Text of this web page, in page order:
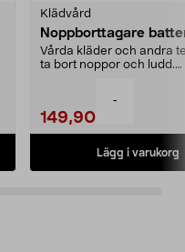
-
Klädvård
Noppborttagare
Vårda kläder och andra
ta bort noppor och ludd.
149,90
Lägg i varukorg